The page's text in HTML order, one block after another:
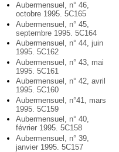
Aubermensuel, n° 46,
octobre 1995. 5C165
Aubermensuel, n° 45,
septembre 1995. 5C164
Aubermensuel, n° 44, juin
1995. 5C162
Aubermensuel, n° 43, mai
1995. 5C161
Aubermensuel, n° 42, avril
1995. 5C160
Aubermensuel, n°41, mars
1995. 5C159
Aubermensuel, n° 40,
février 1995. 5C158
Aubermensuel, n° 39,
janvier 1995. 5C157